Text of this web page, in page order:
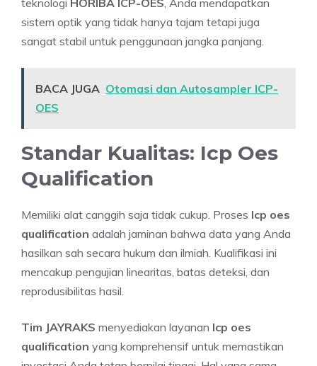
sistem optik yang tidak hanya tajam tetapi juga
sangat stabil untuk penggunaan jangka panjang.
BACA JUGA Otomasi dan Autosampler ICP-
OES
Standar Kualitas: Icp Oes
Qualification
Memiliki alat canggih saja tidak cukup. Proses Icp oes
qualification adalah jaminan bahwa data yang Anda
hasilkan sah secara hukum dan ilmiah. Kualifikasi ini
mencakup pengujian linearitas, batas deteksi, dan
reprodusibilitas hasil.
Tim JAYRAKS menyediakan layanan Icp oes
qualification yang komprehensif untuk memastikan